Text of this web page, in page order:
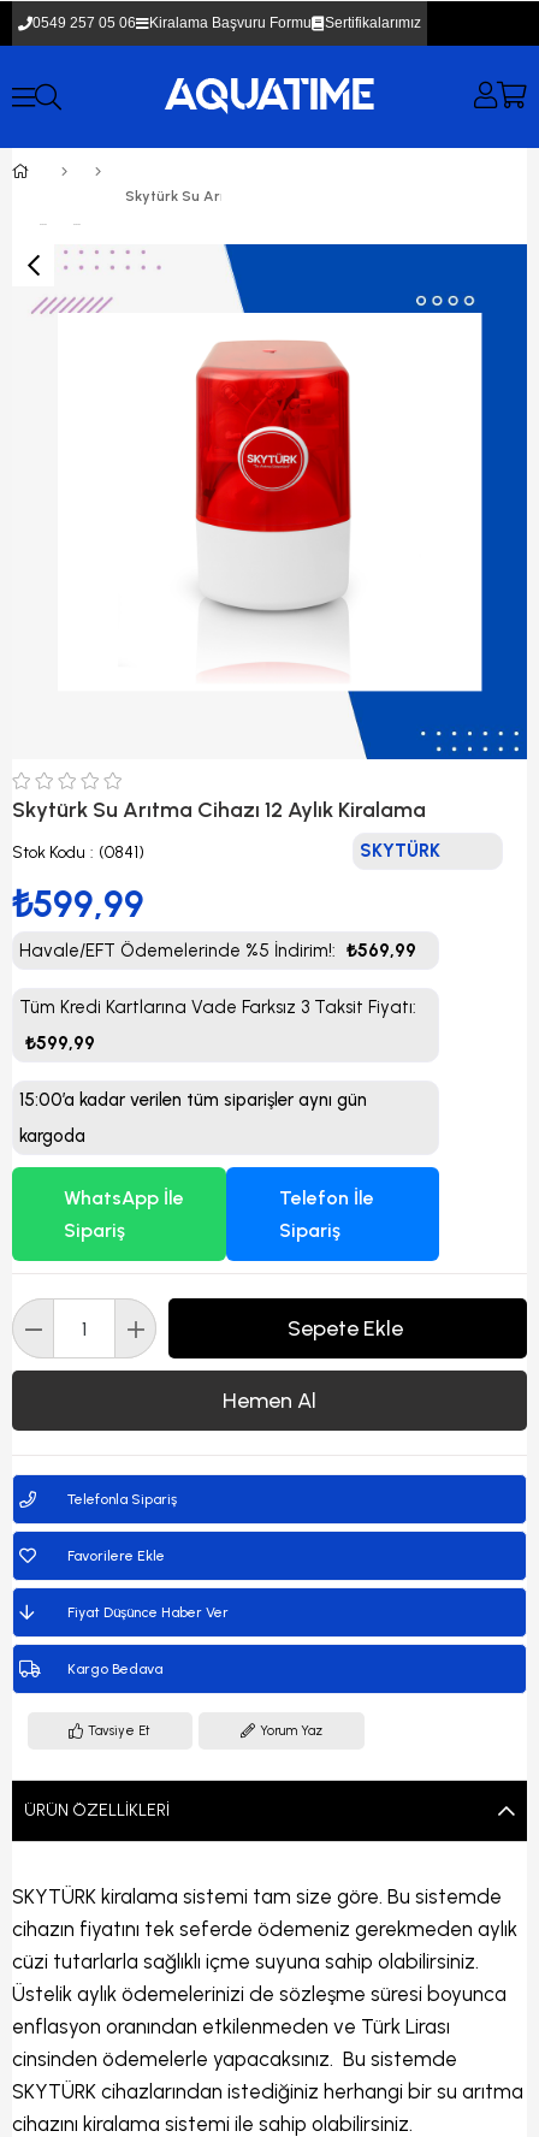
0549 257 05 06 Kiralama Başvuru Formu Sertifikalarımız
Skytürk Su Arıtma Cihazı 12 Aylık Kiralama
Stok Kodu (0841) SKYTÜRK
₺599,99
Havale/EFT Ödemelerinde %5 İndirim!: ₺569,99
Tüm Kredi Kartlarına Vade Farksız 3 Taksit Fiyatı:
₺599,99
15:00’a kadar verilen tüm siparişler aynı gün
kargoda
WhatsApp İle
Sipariş
Telefon İle
Sipariş
Telefonla Sipariş
Favorilere Ekle
Fiyat Düşünce Haber Ver
Kargo Bedava
Tavsiye Et Yorum Yaz
ÜRÜN ÖZELLIKLERI
SKYTÜRK kiralama sistemi tam size göre. Bu sistemde
cihazın fiyatını tek seferde ödemeniz gerekmeden aylık
cüzi tutarlarla sağlıklı içme suyuna sahip olabilirsiniz.
Üstelik aylık ödemelerinizi de sözleşme süresi boyunca
enflasyon oranından etkilenmeden ve Türk Lirası
cinsinden ödemelerle yapacaksınız. Bu sistemde
SKYTÜRK cihazlarından istediğiniz herhangi bir su arıtma
cihazını kiralama sistemi ile sahip olabilirsiniz.